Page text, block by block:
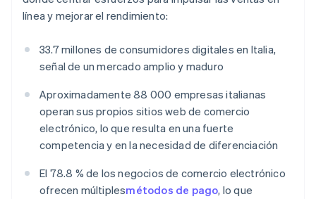
línea y mejorar el rendimiento:
33.7 millones de consumidores digitales en Italia,
señal de un mercado amplio y maduro
Aproximadamente 88 000 empresas italianas
operan sus propios sitios web de comercio
electrónico, lo que resulta en una fuerte
competencia y en la necesidad de diferenciación
El 78.8 % de los negocios de comercio electrónico
ofrecen múltiplesmétodos de pago, lo que